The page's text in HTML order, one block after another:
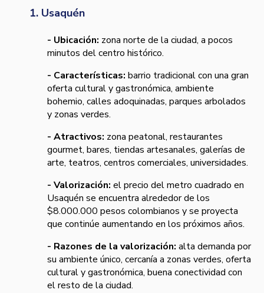
1. Usaquén
- Ubicación: zona norte de la ciudad, a pocos
minutos del centro histórico.
- Características: barrio tradicional con una gran
oferta cultural y gastronómica, ambiente
bohemio, calles adoquinadas, parques arbolados
y zonas verdes.
- Atractivos: zona peatonal, restaurantes
gourmet, bares, tiendas artesanales, galerías de
arte, teatros, centros comerciales, universidades.
- Valorización: el precio del metro cuadrado en
Usaquén se encuentra alrededor de los
$8.000.000 pesos colombianos y se proyecta
que continúe aumentando en los próximos años.
- Razones de la valorización: alta demanda por
su ambiente único, cercanía a zonas verdes, oferta
cultural y gastronómica, buena conectividad con
el resto de la ciudad.